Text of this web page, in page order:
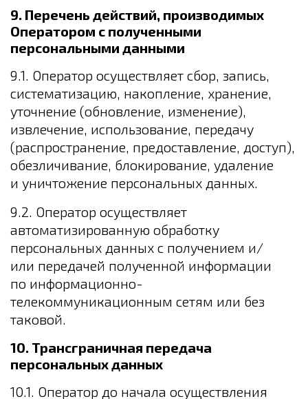
9. Перечень действий, производимых
Оператором с полученными
персональными данными
9.1. Оператор осуществляет сбор, запись,
систематизацию, накопление, хранение,
уточнение (обновление, изменение),
извлечение, использование, передачу
(распространение, предоставление, доступ),
обезличивание, блокирование, удаление
и уничтожение персональных данных.
9.2. Оператор осуществляет
автоматизированную обработку
персональных данных с получением и/
или передачей полученной информации
по информационно-
телекоммуникационным сетям или без
таковой.
10. Трансграничная передача
персональных данных
10.1. Оператор до начала осуществления